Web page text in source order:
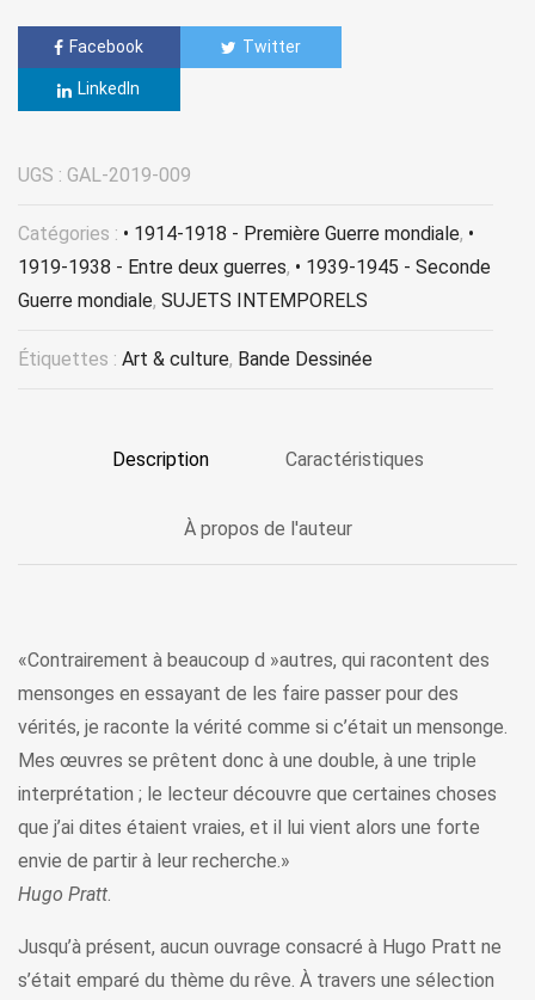
Facebook Twitter
LinkedIn
UGS : GAL-2019-009
Catégories : • 1914-1918 - Première Guerre mondiale, •
1919-1938 - Entre deux guerres, • 1939-1945 - Seconde
Guerre mondiale, SUJETS INTEMPORELS
Étiquettes : Art & culture, Bande Dessinée
Description Caractéristiques
À propos de l'auteur
«Contrairement à beaucoup d »autres, qui racontent des
mensonges en essayant de les faire passer pour des
vérités, je raconte la vérité comme si c’était un mensonge.
Mes œuvres se prêtent donc à une double, à une triple
interprétation ; le lecteur découvre que certaines choses
que j’ai dites étaient vraies, et il lui vient alors une forte
envie de partir à leur recherche.»
Hugo Pratt
Jusqu’à présent, aucun ouvrage consacré à Hugo Pratt ne
s’était emparé du thème du rêve. À travers une sélection